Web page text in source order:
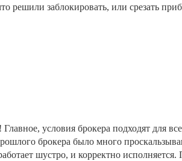
решили заблокировать, или срезать
условия брокера подходят для
брокера было много
шустро, и корректно исполняется.